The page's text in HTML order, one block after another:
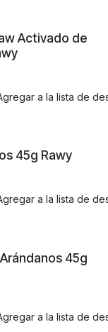
Activado de
a la lista de
45g Rawy
a la lista de
45g
a la lista de